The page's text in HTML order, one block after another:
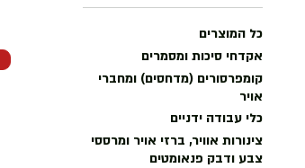
כל המוצרים
אקדחי סיכות ומסמרים
קומפרסורים (מדחסים) ומחברי
אויר
כלי עבודה ידניים
צינורות אוויר, ברזי אויר ומרססי
צבע ודבק פנאומטים